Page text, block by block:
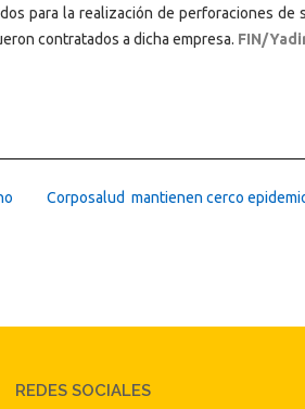
para la realización de perforaciones
contratados a dicha empresa. FIN/
Corposalud mantienen cerco
REDES SOCIALES